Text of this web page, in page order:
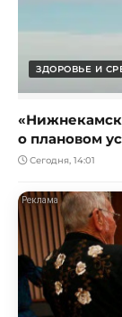
ЗДОРОВЬЕ И
о плановом
Сегодня, 14:01